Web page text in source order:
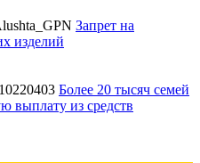
Запрет на
изделий
Более 20 тысяч семей
выплату из средств